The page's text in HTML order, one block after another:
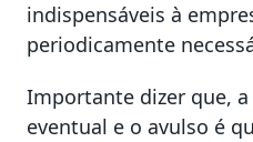
indispensáveis à
periodicamente
Importante dizer que,
eventual e o avulso é